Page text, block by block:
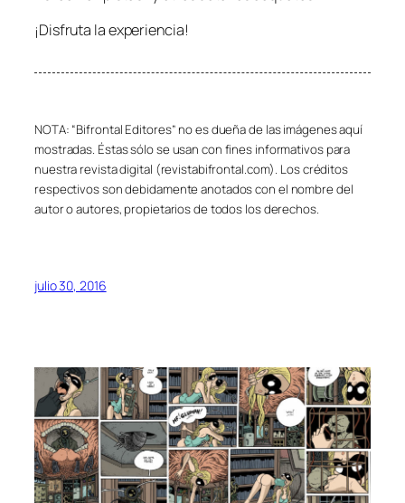
¡Disfruta la experiencia!
NOTA: “Bifrontal Editores” no es dueña de las imágenes aquí
mostradas. Éstas sólo se usan con fines informativos para
nuestra revista digital (revistabifrontal.com). Los créditos
respectivos son debidamente anotados con el nombre del
autor o autores, propietarios de todos los derechos.
julio 30, 2016